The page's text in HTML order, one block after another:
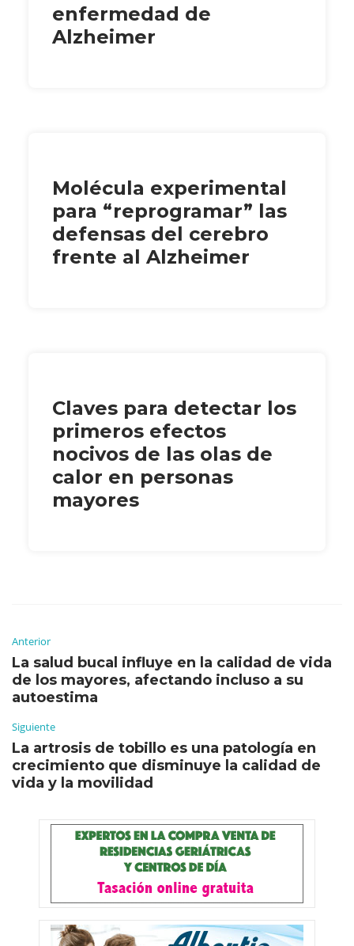
enfermedad de
Alzheimer
Molécula experimental
para “reprogramar” las
defensas del cerebro
frente al Alzheimer
Claves para detectar los
primeros efectos
nocivos de las olas de
calor en personas
mayores
Anterior
La salud bucal influye en la calidad de vida
de los mayores, afectando incluso a su
autoestima
Siguiente
La artrosis de tobillo es una patología en
crecimiento que disminuye la calidad de
vida y la movilidad